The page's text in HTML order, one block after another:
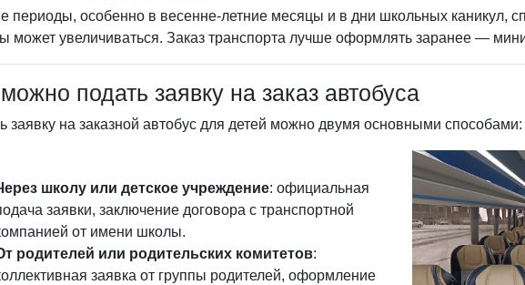
периоды, особенно в весенне-летние месяцы и в дни школьных каникул,
может увеличиваться. Заказ транспорта лучше оформлять заранее —
подать заявку на заказ автобуса
заявку на заказной автобус для детей можно двумя основными способами:
школу или детское учреждение: официальная
заявки, заключение договора с транспортной
от имени школы.
родителей или родительских комитетов:
заявка от группы родителей, оформление